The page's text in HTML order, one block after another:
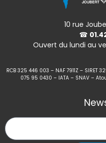
10 rue
☎
Ouvert du lundi au
RCB 325 446 003 – NAF 7911Z – SIRET
075 95 0430 – IATA – SNAV –